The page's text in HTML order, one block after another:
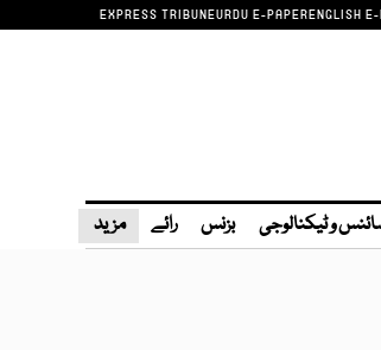
EXPRESS TRIBUNEURDU E-PAPERENGLISH
و ٹیکنالوجی بزنس رائے مزید